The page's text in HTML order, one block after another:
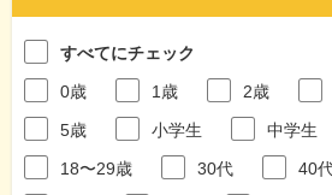
すべてにチェック
0歳
1歳 2歳
5歳
小学生 中学生
18〜29歳
30代 40